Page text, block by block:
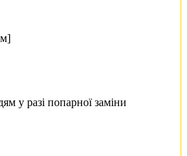
у разі попарної заміни